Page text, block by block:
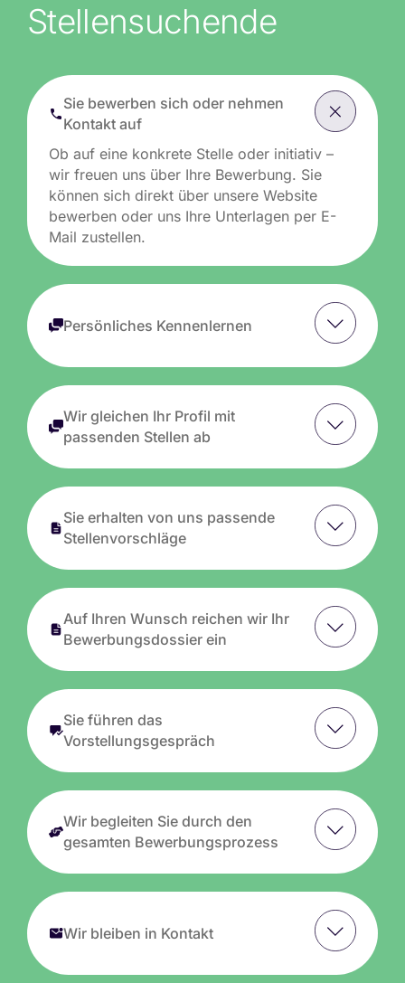
Stellensuchende
Sie bewerben sich oder nehmen
Kontakt auf
Ob auf eine konkrete Stelle oder initiativ –
wir freuen uns über Ihre Bewerbung. Sie
können sich direkt über unsere Website
bewerben oder uns Ihre Unterlagen per E-
Mail zustellen.
Persönliches Kennenlernen
Wir gleichen Ihr Profil mit
passenden Stellen ab
Sie erhalten von uns passende
Stellenvorschläge
Auf Ihren Wunsch reichen wir Ihr
Bewerbungsdossier ein
Sie führen das
Vorstellungsgespräch
Wir begleiten Sie durch den
gesamten Bewerbungsprozess
Wir bleiben in Kontakt